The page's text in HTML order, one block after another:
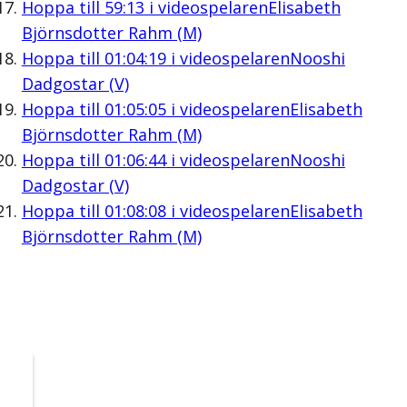
Hoppa till 59:13 i videospelarenElisabeth
Björnsdotter Rahm (M)
Hoppa till 01:04:19i videospelarenNooshi
Dadgostar (V)
Hoppa till 01:05:05i videospelarenElisabeth
Björnsdotter Rahm (M)
Hoppa till 01:06:44i videospelarenNooshi
Dadgostar (V)
Hoppa till 01:08:08i videospelarenElisabeth
Björnsdotter Rahm (M)